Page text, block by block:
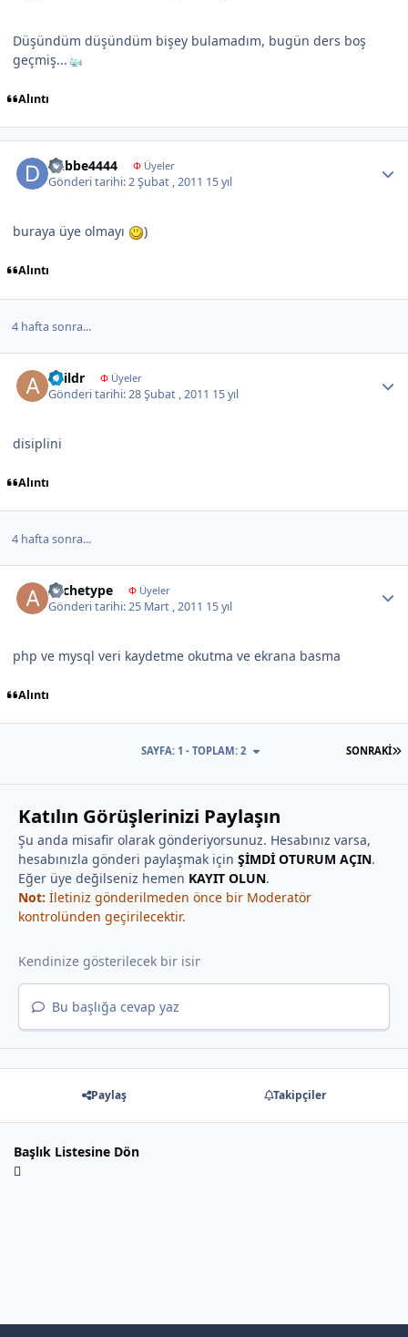
Düşündüm düşündüm bişey bulamadım, bugün ders boş
geçmiş...
Alıntı
Dabbe4444 ΦÜyeler
Gönderi tarihi:2 Şubat , 2011 15 yıl
buraya üye olmayı )
Alıntı
4 hafta sonra...
adildr ΦÜyeler
Gönderi tarihi:28 Şubat , 2011 15 yıl
disiplini
Alıntı
4 hafta sonra...
Archetype ΦÜyeler
Gönderi tarihi:25 Mart , 2011 15 yıl
php ve mysql veri kaydetme okutma ve ekrana basma
Alıntı
SONRAKI
SAYFA: 1 - TOPLAM: 2
Katılın Görüşlerinizi Paylaşın
Şu anda misafir olarak gönderiyorsunuz. Hesabınız varsa,
hesabınızla gönderi paylaşmak için ŞİMDİ OTURUM AÇIN.
Eğer üye değilseniz hemen KAYIT OLUN.
Not: İletiniz gönderilmeden önce bir Moderatör
kontrolünden geçirilecektir.
Bu başlığa cevap yaz
Paylaş Takipçiler
Başlık Listesine Dön